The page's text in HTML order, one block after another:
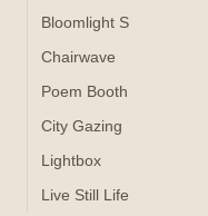
Bloomlight S
Chairwave
Poem Booth
City Gazing
Lightbox
Live Still Life